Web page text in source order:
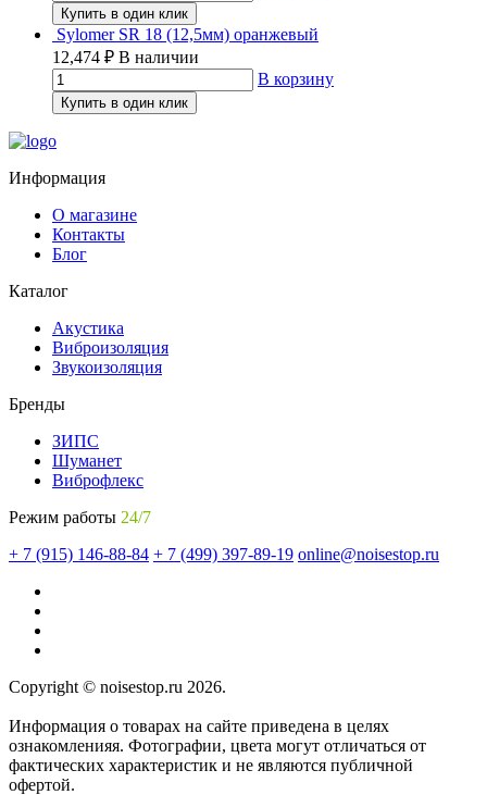
Купить в один клик
Sylomer SR 18 (12,5мм) оранжевый
12,474 ₽ В наличии
В корзину
Купить в один клик
Информация
О магазине
Контакты
Блог
Каталог
Акустика
Виброизоляция
Звукоизоляция
Бренды
ЗИПС
Шуманет
Виброфлекс
Режим работы 24/7
+ 7 (915) 146-88-84 + 7 (499) 397-89-19 online@noisestop.ru
Copyright © noisestop.ru 2026.
Информация о товарах на сайте приведена в целях
ознакомленияя. Фотографии, цвета могут отличаться от
фактических характеристик и не являются публичной
офертой.